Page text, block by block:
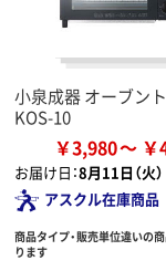
小泉成器 オーブン
KOS-10
￥3,980 ￥
お届け日：8月11日（火）
アスクル在庫商品
商品タイプ・販売単位違いの
ります